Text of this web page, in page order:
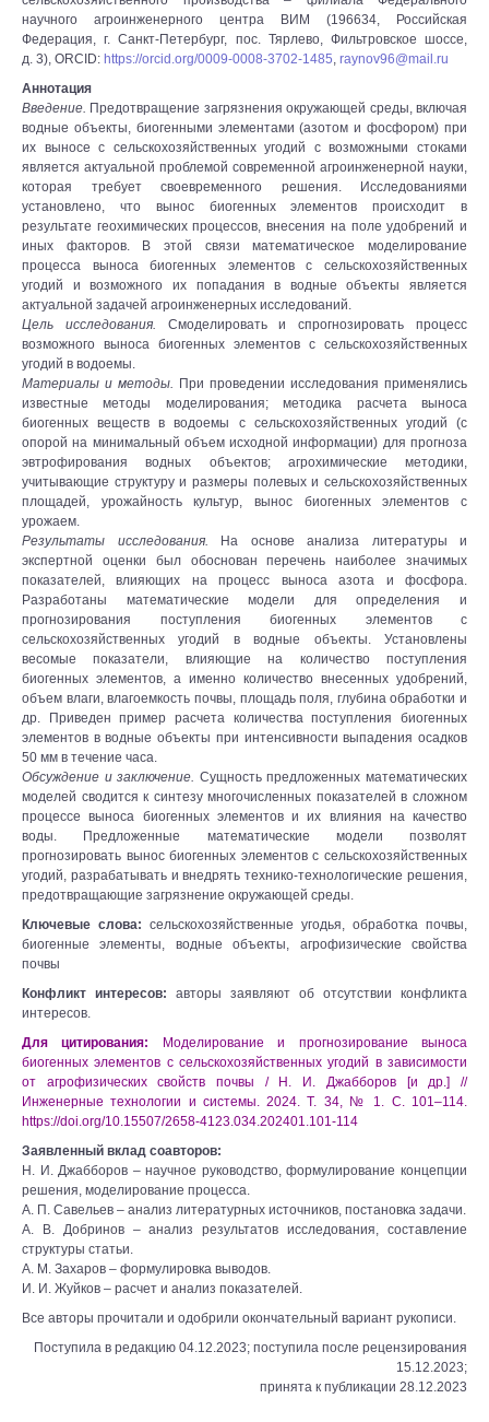
научного агроинженерного центра ВИМ (196634, Российская
Федерация, г. Санкт-Петербург, пос. Тярлево, Фильтровское шоссе,
д. 3), ORCID: https://orcid.org/0009-0008-3702-1485, raynov96@mail.ru
Аннотация
Введение. Предотвращение загрязнения окружающей среды, включая
водные объекты, биогенными элементами (азотом и фосфором) при
их выносе с сельскохозяйственных угодий с возможными стоками
является актуальной проблемой современной агроинженерной науки,
которая требует своевременного решения. Исследованиями
установлено, что вынос биогенных элементов происходит в
результате геохимических процессов, внесения на поле удобрений и
иных факторов. В этой связи математическое моделирование
процесса выноса биогенных элементов с сельскохозяйственных
угодий и возможного их попадания в водные объекты является
актуальной задачей агроинженерных исследований.
Цель исследования. Смоделировать и спрогнозировать процесс
возможного выноса биогенных элементов с сельскохозяйственных
угодий в водоемы.
Материалы и методы. При проведении исследования применялись
известные методы моделирования; методика расчета выноса
биогенных веществ в водоемы с сельскохозяйственных угодий (с
опорой на минимальный объем исходной информации) для прогноза
эвтрофирования водных объектов; агрохимические методики,
учитывающие структуру и размеры полевых и сельскохозяйственных
площадей, урожайность культур, вынос биогенных элементов с
урожаем.
Результаты исследования. На основе анализа литературы и
экспертной оценки был обоснован перечень наиболее значимых
показателей, влияющих на процесс выноса азота и фосфора.
Разработаны математические модели для определения и
прогнозирования поступления биогенных элементов с
сельскохозяйственных угодий в водные объекты. Установлены
весомые показатели, влияющие на количество поступления
биогенных элементов, а именно количество внесенных удобрений,
объем влаги, влагоемкость почвы, площадь поля, глубина обработки и
др. Приведен пример расчета количества поступления биогенных
элементов в водные объекты при интенсивности выпадения осадков
50 мм в течение часа.
Обсуждение и заключение. Сущность предложенных математических
моделей сводится к синтезу многочисленных показателей в сложном
процессе выноса биогенных элементов и их влияния на качество
воды. Предложенные математические модели позволят
прогнозировать вынос биогенных элементов с сельскохозяйственных
угодий, разрабатывать и внедрять технико-технологические решения,
предотвращающие загрязнение окружающей среды.
Ключевые слова: сельскохозяйственные угодья, обработка почвы,
биогенные элементы, водные объекты, агрофизические свойства
почвы
Конфликт интересов: авторы заявляют об отсутствии конфликта
интересов.
Для цитирования:
Моделирование и прогнозирование выноса
биогенных элементов с сельскохозяйственных угодий в зависимости
от агрофизических свойств почвы / Н. И. Джабборов [и др.] //
Инженерные технологии и системы. 2024. Т. 34, № 1. С. 101‒114.
https://doi.org/10.15507/2658-4123.034.202401.101-114
Заявленный вклад соавторов:
Н. И. Джабборов – научное руководство, формулирование концепции
решения, моделирование процесса.
А. П. Савельев ‒ анализ литературных источников, постановка задачи.
А. В. Добринов – анализ результатов исследования, составление
структуры статьи.
А. М. Захаров – формулировка выводов.
И. И. Жуйков – расчет и анализ показателей.
Все авторы прочитали и одобрили окончательный вариант рукописи.
Поступила в редакцию 04.12.2023; поступила после рецензирования
15.12.2023;
принята к публикации 28.12.2023